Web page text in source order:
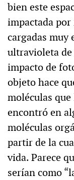
bien este
impactada
cargadas muy
ultravioleta
impacto de
objeto hace
moléculas
encontró en
moléculas
partir de la
vida. Parece
serían como